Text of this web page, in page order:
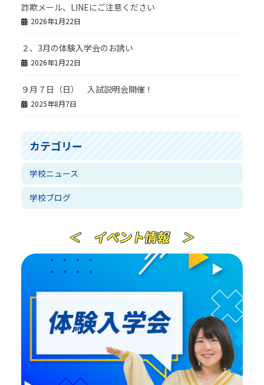
詐欺メール、LINEにご注意ください
2026年1月22日
２、3月の体験入学会のお誘い
2026年1月22日
９月７日（日） 入試説明会開催！
2025年8月7日
カテゴリー
学校ニュース
学校ブログ